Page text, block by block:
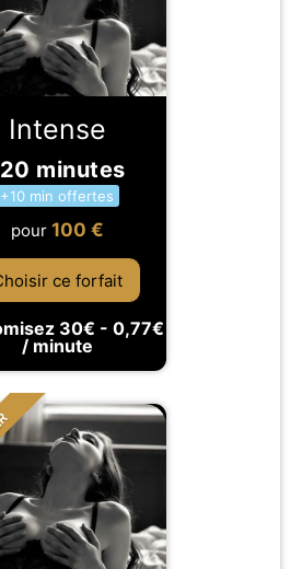
Intense
minutes
+10 min offertes
pour 100 €
ce forfait
30€ - 0,77€
/ minute